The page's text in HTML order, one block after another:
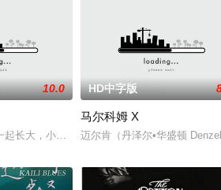
10.0
起长大，小麦因误入歧途而给黑帮大哥龙天翔
HD中字版
马尔科姆 X
迈尔肯（丹泽尔•华盛顿